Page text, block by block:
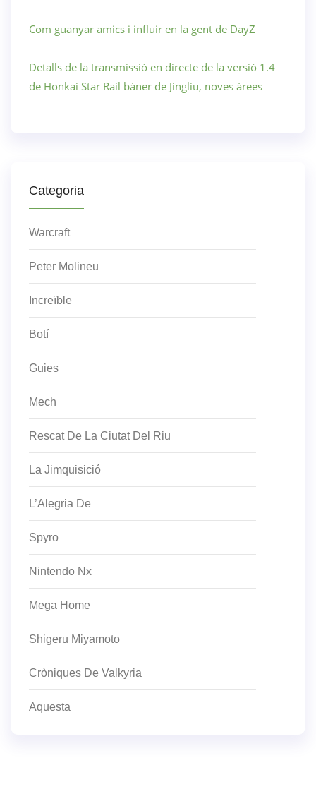
Com guanyar amics i influir en la gent de DayZ
Detalls de la transmissió en directe de la versió 1.4
de Honkai Star Rail bàner de Jingliu, noves àrees
Categoria
Warcraft
Peter Molineu
Increïble
Botí
Guies
Mech
Rescat De La Ciutat Del Riu
La Jimquisició
L’Alegria De
Spyro
Nintendo Nx
Mega Home
Shigeru Miyamoto
Cròniques De Valkyria
Aquesta